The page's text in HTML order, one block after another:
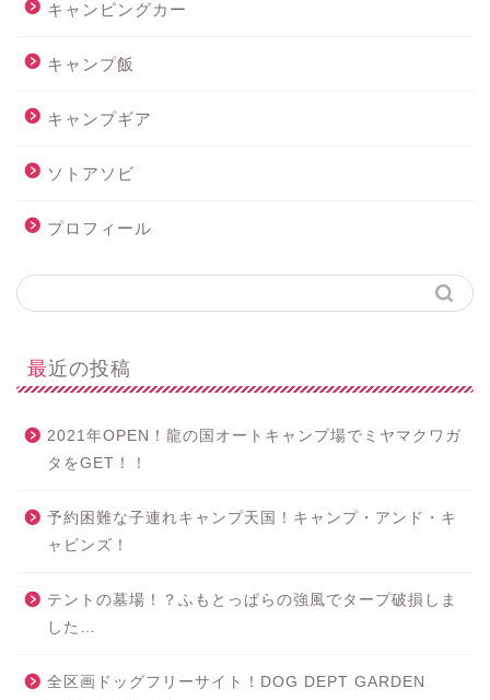
キャンピングカー
キャンプ飯
キャンプギア
ソトアソビ
プロフィール
最近の投稿
2021年OPEN！龍の国オートキャンプ場でミヤマクワガ
タをGET！！
予約困難な子連れキャンプ天国！キャンプ・アンド・キ
ャビンズ！
テントの墓場！？ふもとっぱらの強風でタープ破損しま
した…
全区画ドッグフリーサイト！DOG DEPT GARDEN